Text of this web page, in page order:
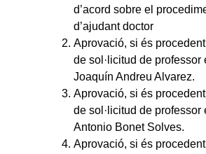
d’acord sobre el
d’ajudant doctor
Aprovació, si és
de sol·licitud de professor
Joaquín Andreu Alvarez.
Aprovació, si és
de sol·licitud de professor
Antonio Bonet Solves.
Aprovació, si és